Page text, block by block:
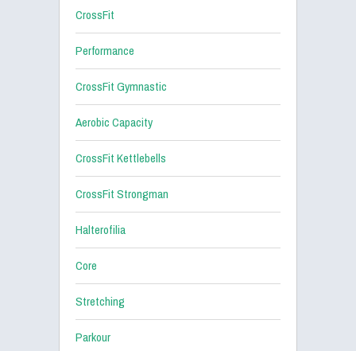
CrossFit
Performance
CrossFit Gymnastic
Aerobic Capacity
CrossFit Kettlebells
CrossFit Strongman
Halterofilia
Core
Stretching
Parkour